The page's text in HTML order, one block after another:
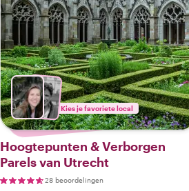
Kies je favoriete local
Hoogtepunten & Verborgen
Parels van Utrecht
28 beoordelingen